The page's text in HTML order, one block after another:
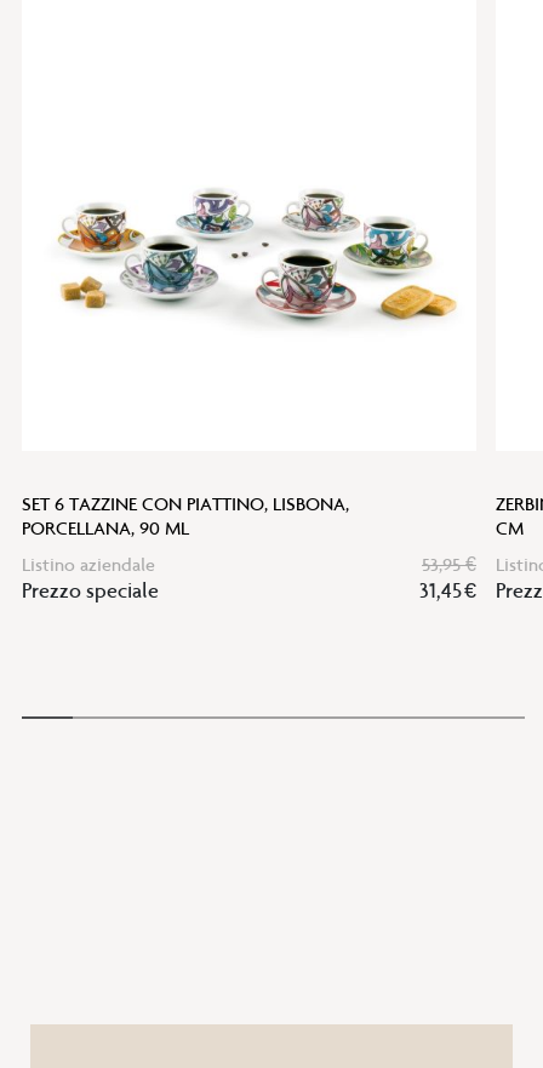
SET 6 TAZZINE CON PIATTINO, LISBONA,
PORCELLANA, 90 ML
Listino aziendale
53,95 €
Prezzo speciale 31,45 €
CM